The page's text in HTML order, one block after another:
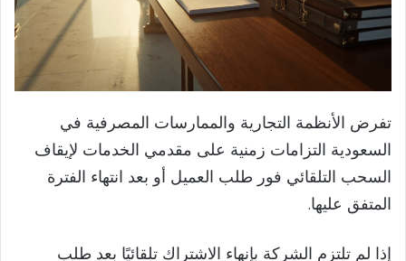
تفرض الأنظمة التجارية والممارسات المصرفية في
السعودية التزامات زمنية على مقدمي الخدمات لإيقاف
السحب التلقائي فور طلب العميل أو بعد انتهاء الفترة
المتفق عليها.
إذا لم تلتزم الشركة بإنهاء الاشتراك تلقائيًا بعد طلب